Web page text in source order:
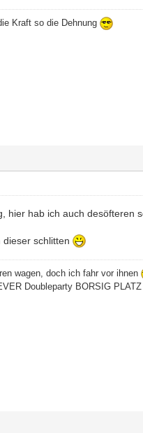
Kraft so die Dehnung
hier hab ich auch desöfteren
dieser schlitten
wagen, doch ich fahr vor ihnen
Doubleparty BORSIG